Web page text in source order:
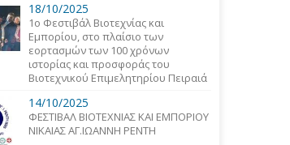
18/10/2025
1o Φεστιβάλ Βιοτεχνίας και
Εμπορίου, στο πλαίσιο των
εορτασμών των 100 χρόνων
ιστορίας και προσφοράς του
Βιοτεχνικού Επιμελητηρίου Πειραιά
14/10/2025
ΦΕΣΤΙΒΑΛ ΒΙΟΤΕΧΝΙΑΣ ΚΑΙ ΕΜΠΟΡΙΟΥ
ΝΙΚΑΙΑΣ ΑΓ.ΙΩΑΝΝΗ ΡΕΝΤΗ